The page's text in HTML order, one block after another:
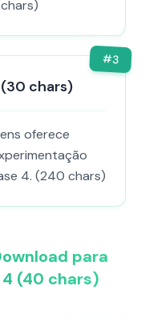
#3
(30 chars)
oferece
4. (240 chars)
para
4 (40 chars)